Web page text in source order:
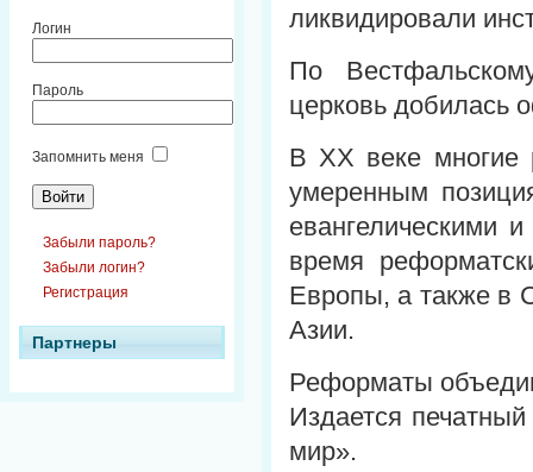
Логин
Пароль
Запомнить меня
Забыли пароль?
Забыли логин?
Регистрация
Партнеры
ликвидировали
По
церковь добилась
В XX веке многие
умеренным
евангелическими
время
Европы, а также в
Азии.
Реформаты
Издается
мир».